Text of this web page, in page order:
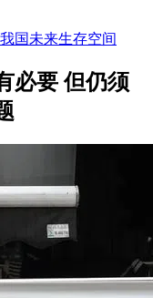
国未来生存空间
必要 但仍须